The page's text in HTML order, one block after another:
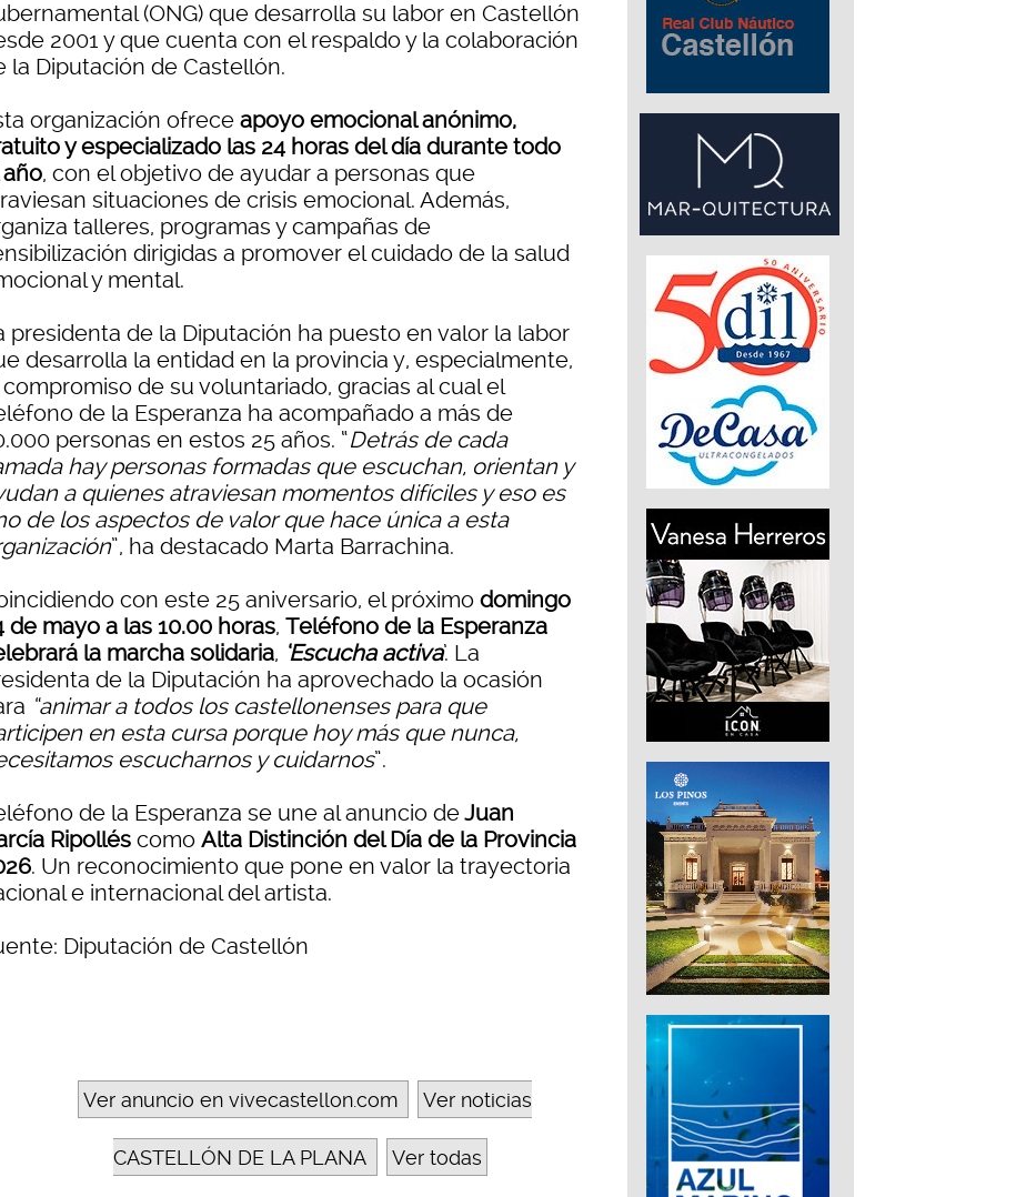
(ONG) que desarrolla su labor en Castellón
2001 y que cuenta con el respaldo y la colaboración
la Diputación de Castellón.
organización ofrece apoyo emocional anónimo,
y especializado las 24 horas del día durante todo
, con el objetivo de ayudar a personas que
situaciones de crisis emocional. Además,
talleres, programas y campañas de
dirigidas a promover el cuidado de la salud
y mental.
presidenta de la Diputación ha puesto en valor la labor
desarrolla la entidad en la provincia y, especialmente,
de su voluntariado, gracias al cual el
de la Esperanza ha acompañado a más de
personas en estos 25 años. “Detrás de cada
hay personas formadas que escuchan, orientan y
a quienes atraviesan momentos difíciles y eso es
de los aspectos de valor que hace única a esta
”, ha destacado Marta Barrachina.
con este 25 aniversario, el próximo domingo
de mayo a las 10.00 horas, Teléfono de la Esperanza
la marcha solidaria, ‘Escucha activa’. La
de la Diputación ha aprovechado la ocasión
“animar a todos los castellonenses para que
en esta cursa porque hoy más que nunca,
escucharnos y cuidarnos”.
de la Esperanza se une al anuncio deJuan
Ripollés como Alta Distinción del Día de la Provincia
. Un reconocimiento que pone en valor la trayectoria
e internacional del artista.
Diputación de Castellón
Ver anuncio en vivecastellon.com Ver noticias
CASTELLÓN DE LA PLANA Ver todas